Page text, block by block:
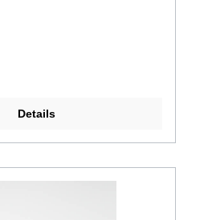
Details